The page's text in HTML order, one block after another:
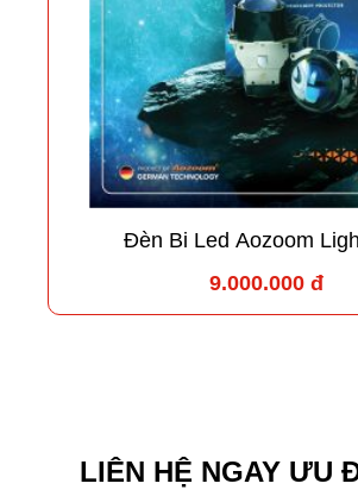
Đèn Bi Led Aozoom
9.000.000 đ
LIÊN HỆ NGAY ƯU